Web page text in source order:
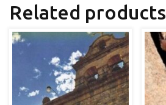
Related products